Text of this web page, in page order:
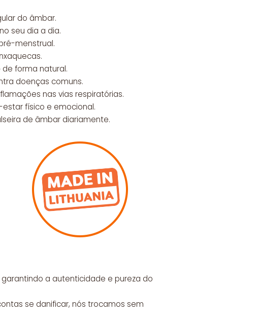
do âmbar.
seu dia a dia.
menstrual.
forma natural.
doenças comuns.
nas vias respiratórias.
físico e emocional.
de âmbar diariamente.
garantindo a autenticidade e pureza do
se danificar, nós trocamos sem